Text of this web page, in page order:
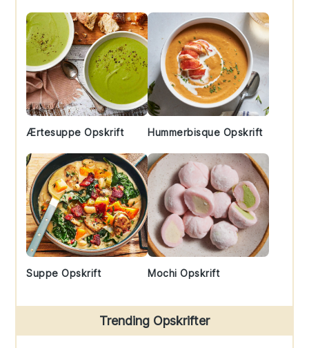
Ærtesuppe Opskrift Hummerbisque Opskrift
Suppe Opskrift Mochi Opskrift
Trending Opskrifter